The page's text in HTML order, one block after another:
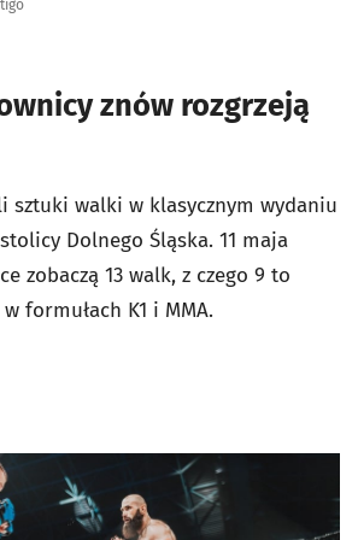
znów rozgrzeją
sztuki walki w klasycznym wydaniu
Dolnego Śląska. 11 maja
zobaczą 13 walk, z czego 9 to
formułach K1 i MMA.